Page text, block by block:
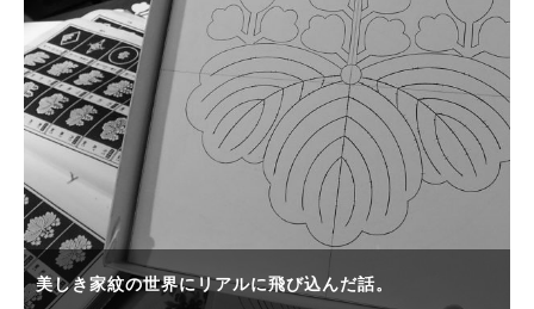
美しき家紋の世界にリアルに飛び込んだ話。